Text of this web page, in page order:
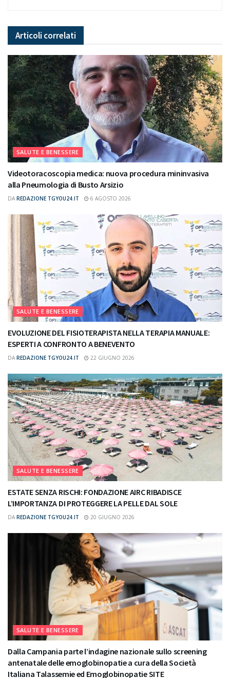
Articoli correlati
SALUTE E BENESSERE
Videotoracoscopia medica: nuova procedura mininvasiva
alla Pneumologia di Busto Arsizio
DA REDAZIONE TGYOU24.IT 6 AGOSTO 2026
SALUTE E BENESSERE
EVOLUZIONE DEL FISIOTERAPISTA NELLA TERAPIA MANUALE:
ESPERTI A CONFRONTO A BENEVENTO
DA REDAZIONE TGYOU24.IT 22 GIUGNO 2026
SALUTE E BENESSERE
ESTATE SENZA RISCHI: FONDAZIONE AIRC RIBADISCE
L’IMPORTANZA DI PROTEGGERE LA PELLE DAL SOLE
DA REDAZIONE TGYOU24.IT 20 GIUGNO 2026
SALUTE E BENESSERE
Dalla Campania parte l’indagine nazionale sullo screening
antenatale delle emoglobinopatie a cura della Società
Italiana Talassemie ed Emoglobinopatie SITE